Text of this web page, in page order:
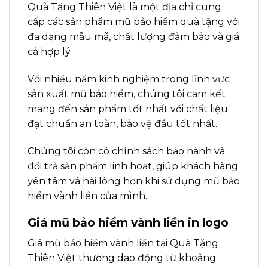
Quà Tặng Thiên Việt là một địa chỉ cung
cấp các sản phẩm mũ bảo hiểm quà tặng với
đa dạng mẫu mã, chất lượng đảm bảo và giá
cả hợp lý.
Với nhiều năm kinh nghiệm trong lĩnh vực
sản xuất mũ bảo hiểm, chúng tôi cam kết
mang đến sản phẩm tốt nhất với chất liệu
đạt chuẩn an toàn, bảo vệ đầu tốt nhất.
Chúng tôi còn có chính sách bảo hành và
đổi trả sản phẩm linh hoạt, giúp khách hàng
yên tâm và hài lòng hơn khi sử dụng mũ bảo
hiểm vành liền của mình.
Giá mũ bảo hiểm vành liền in logo
Giá mũ bảo hiểm vành liền tại Quà Tặng
Thiên Việt thường dao động từ khoảng